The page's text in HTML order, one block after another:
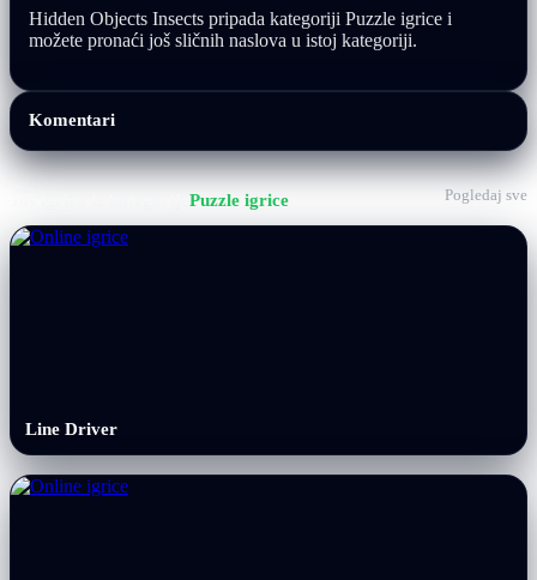
Hidden Objects Insects pripada kategoriji Puzzle igrice i
možete pronaći još sličnih naslova u istoj kategoriji.
Komentari
Puzzle igrice Pogledaj sve
Line Driver